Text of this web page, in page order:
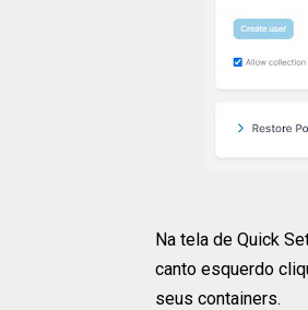
Na tela de Quick
canto esquerdo
seus containers.